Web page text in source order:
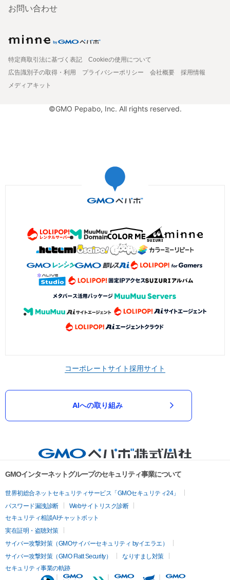
お問い合わせ
特定商取引法に基づく表記
Cookieの使用について
広告識別子の取得・利用
プライバシーポリシー 会社概要
採用情報
メディアキット
©GMO Pepabo, Inc. All rights reserved.
コーポレートサイト採用サイト
AIへの取り組み
GMOインターネットグループのセキュリティ事業について
世界初総合ネットセキュリティサービス「GMOセキュリティ24」
パスワード漏洩診断
Webサイトリスク診断
セキュリティ相談AIチャットボット
実在証明・盗聴対策
サイバー攻撃対策（GMOサイバーセキュリティ byイエラエ）
サイバー攻撃対策（GMO Flatt Security）
なりすまし対策
セキュリティ事業の軌跡